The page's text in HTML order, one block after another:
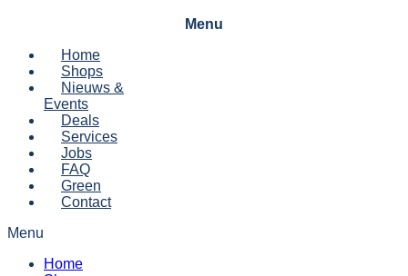
Menu
Home
Shops
Nieuws &
Events
Deals
Services
Jobs
FAQ
Green
Contact
Menu
Home